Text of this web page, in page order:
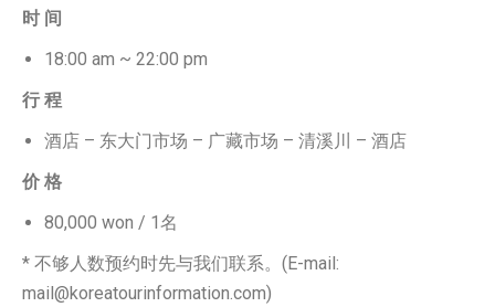
时 间
18:00 am ~ 22:00 pm
行 程
酒店 – 东大门市场 – 广藏市场 – 清溪川 – 酒店
价 格
80,000 won / 1名
* 不够人数预约时先与我们联系。(E-mail:
mail@koreatourinformation.com)